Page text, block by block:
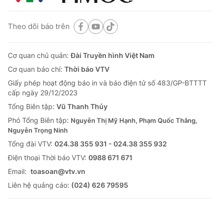
Theo dõi báo trên
Cơ quan chủ quản:Đài Truyền hình Việt Nam
Cơ quan báo chí: Thời báo VTV
Giấy phép hoạt động báo in và báo điện tử số 483/GP-BTTTT
cấp ngày 29/12/2023
Tổng Biên tập: Vũ Thanh Thủy
Phó Tổng Biên tập: Nguyễn Thị Mỹ Hạnh, Phạm Quốc Thắng,
Nguyễn Trọng Ninh
Tổng đài VTV: 024.38 355 931 - 024.38 355 932
Ðiện thoại Thời báo VTV: 0988 671 671
Email: toasoan@vtv.vn
Liên hệ quảng cáo: (024) 626 79595